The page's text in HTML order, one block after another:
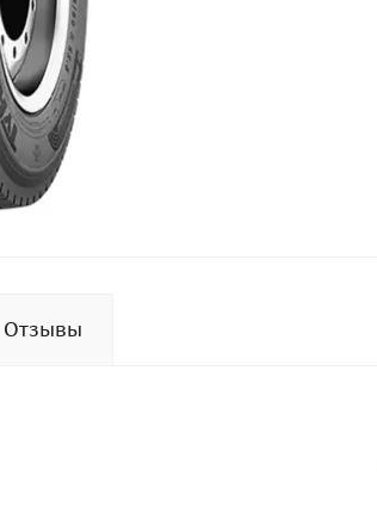
Отзывы